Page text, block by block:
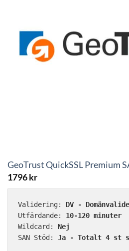
GeoTrust QuickSSL Premium
1796kr
Validering: DV -
Utfärdande: 10-120 minuter
Wildcard: Nej
SAN Stöd: Ja - Totalt 4 st